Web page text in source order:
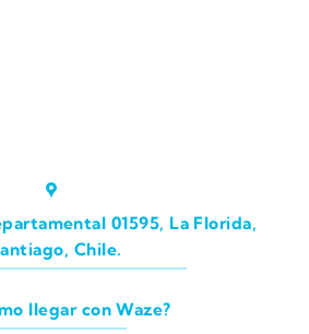
01595, La Florida,
Chile.
llegar con Waze?